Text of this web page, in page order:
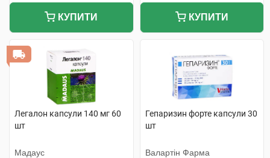
КУПИТИ КУПИТИ
Легалон капсули 140 мг 60
шт
Мадаус
Гепаризин форте капсули 30
шт
Валартін Фарма